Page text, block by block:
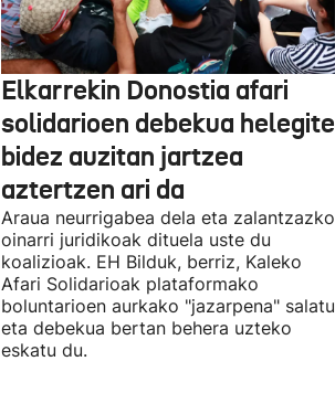
Elkarrekin Donostia afari
solidarioen debekua helegite
bidez auzitan jartzea
aztertzen ari da
Araua neurrigabea dela eta zalantzazko
oinarri juridikoak dituela uste du
koalizioak. EH Bilduk, berriz, Kaleko
Afari Solidarioak plataformako
boluntarioen aurkako "jazarpena" salatu
eta debekua bertan behera uzteko
eskatu du.